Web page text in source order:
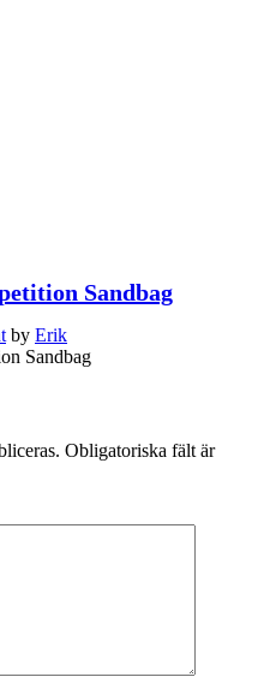
Sandbag
by Erik
Obligatoriska fält är